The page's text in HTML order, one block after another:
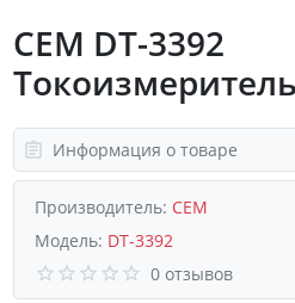
CEM DT-3392
Информация о товаре
Производитель: CEM
Модель: DT-3392
0 отзывов